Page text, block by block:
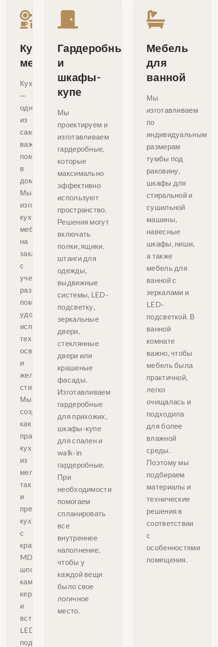
Кухонная
мебель
Кухня
—
одно
из
самых
важных
помещений
в
доме.
Мы
изготавливаем
кухонную
мебель
на
заказ
с
учетом
размеров
помещения,
удобства
использования,
техники,
освещения
и
желаемого
стиля.
Мы
создаем
как
практичные
кухни
из
меламина,
так
и
премиальные
кухни
с
крашеным
MDF,
шпоном,
камнем,
керамикой
и
встроенной
LED-
подсветкой.
Гардеробные
и
шкафы-
купе
Мы
проектируем и
изготавливаем
гардеробные,
которые
максимально
эффективно
используют
пространство.
Решения могут
включать
полки, ящики,
штанги для
одежды,
выдвижные
системы, LED-
подсветку,
зеркальные
двери,
стеклянные
двери или
крашеные
фасады.
Изготавливаем
гардеробные
для прихожих,
шкафы-купе
для спален и
walk-in
гардеробные.
При
необходимости
помогаем
спланировать
все
внутреннее
наполнение,
чтобы у
каждой вещи
было свое
логичное
место.
Мебель
для
ванной
Мы
изготавливаем
по
индивидуальным
размерам
тумбы под
раковину,
шкафы для
стиральной и
сушильной
машины,
навесные
шкафы, ниши,
а также
мебель для
ванной с
зеркалами и
LED-
подсветкой. В
ванной
комнате
важно, чтобы
мебель была
практичной,
легко
очищалась и
подходила
для более
влажной
среды.
Поэтому мы
подбираем
материалы и
технические
решения в
соответствии
с
особенностями
помещения.